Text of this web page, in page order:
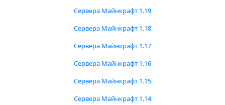
Сервера Майнкрафт 1.19
Сервера Майнкрафт 1.18
Сервера Майнкрафт 1.17
Сервера Майнкрафт 1.16
Сервера Майнкрафт 1.15
Сервера Майнкрафт 1.14